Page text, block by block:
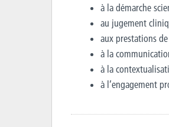
à la démarche
au jugement
aux prestations
à la
à la
à l’engagement